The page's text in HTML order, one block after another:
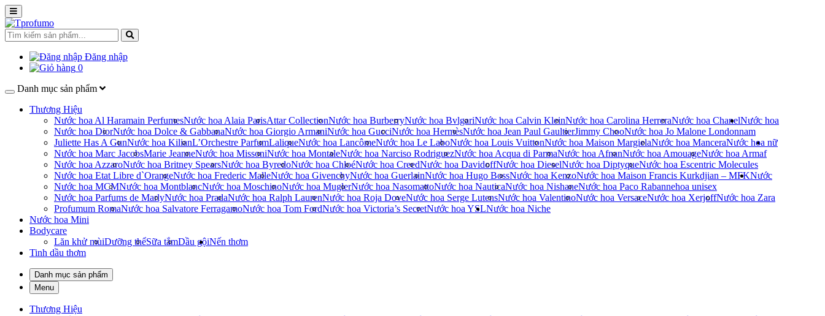
Đăng nhập
0
Danh mục sản phẩm
Thương Hiệu
Nước hoa Al Haramain PerfumesNước hoa Alaia ParisAttar CollectionNước hoa BurberryNước hoa BvlgariNước hoa Calvin KleinNước hoa Carolina HerreraNước hoa Chanel
Nước hoa DiorNước hoa Dolce & GabbanaNước hoa Giorgio ArmaniNước hoa GucciNước hoa HermèsNước hoa Jean Paul GaultierJimmy ChooNước hoa Jo Malone London
Juliette Has A GunNước hoa KilianL’Orchestre ParfumLaliqueNước hoa LancômeNước hoa Le LaboNước hoa Louis VuittonNước hoa Maison MargielaNước hoa Mancera
Nước hoa Marc JacobsMarie JeanneNước hoa MissoniNước hoa MontaleNước hoa Narciso RodriguezNước hoa Acqua di ParmaNước hoa AfnanNước hoa AmouageNước hoa Armaf
Nước hoa AzzaroNước hoa Britney SpearsNước hoa ByredoNước hoa ChloéNước hoa CreedNước hoa DavidoffNước hoa DieselNước hoa DiptyqueNước hoa Escentric Molecules
Nước hoa Etat Libre d`OrangeNước hoa Frederic MalleNước hoa GivenchyNước hoa GuerlainNước hoa Hugo BossNước hoa KenzoNước hoa Maison Francis Kurkdjian – MFK
Nước hoa MCMNước hoa MontblancNước hoa MoschinoNước hoa MuglerNước hoa NasomattoNước hoa NauticaNước hoa NishaneNước hoa Paco Rabanne
Nước hoa Parfums de MarlyNước hoa PradaNước hoa Ralph LaurenNước hoa Roja DoveNước hoa Serge LutensNước hoa ValentinoNước hoa VersaceNước hoa XerjoffNước hoa Zara
Profumum RomaNước hoa Salvatore FerragamoNước hoa Tom FordNước hoa Victoria’s SecretNước hoa YSL
Nước hoa
nam
Nước hoa nữ
Nước
hoa unisex
Nước hoa Niche
Nước hoa Mini
Bodycare
Lăn khử mùiDưỡng thểSữa tắmDầu gộiNến thơm
Tinh dầu thơm
Danh mục sản phẩm
Menu
Thương Hiệu